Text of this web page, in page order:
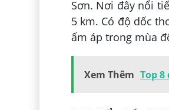
Sơn. Nơi đây nổi
5 km. Có độ dốc
ấm áp trong mùa
Xem Thêm Top